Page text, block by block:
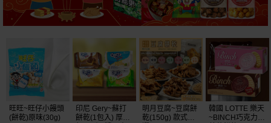
明月豆腐~豆腐餅
乾(150g) 款式可
韓國 LOTTE 樂天
~BINCH巧克力／
韓國 好麗友~ 好
多魚餅乾(30g) 款
韓國 海太~ 辣炒
年糕餅乾(103g)